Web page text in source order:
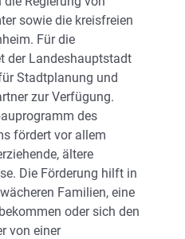
sowie die kreisfreien
Für die
der Landeshauptstadt
Stadtplanung und
zur Verfügung.
des
fördert vor allem
ältere
Die Förderung hilft in
Familien, eine
oder sich den
von einer